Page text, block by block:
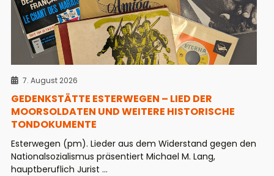
7. August 2026
GEDENKSTÄTTE ESTERWEGEN – LIED DER
MOORSOLDATEN UND WEITERE HISTORISCHE
TONDOKUMENTE
Esterwegen (pm). Lieder aus dem Widerstand gegen den
Nationalsozialismus präsentiert Michael M. Lang,
hauptberuflich Jurist ...